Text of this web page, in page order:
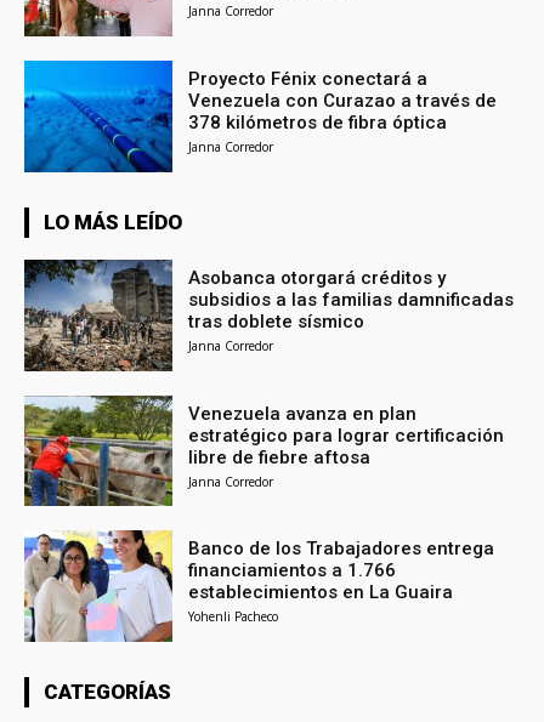
Janna Corredor
Proyecto Fénix conectará a
Venezuela con Curazao a través de
378 kilómetros de fibra óptica
Janna Corredor
LO MÁS LEÍDO
Asobanca otorgará créditos y
subsidios a las familias damnificadas
tras doblete sísmico
Janna Corredor
Venezuela avanza en plan
estratégico para lograr certificación
libre de fiebre aftosa
Janna Corredor
Banco de los Trabajadores entrega
financiamientos a 1.766
establecimientos en La Guaira
Yohenli Pacheco
CATEGORÍAS